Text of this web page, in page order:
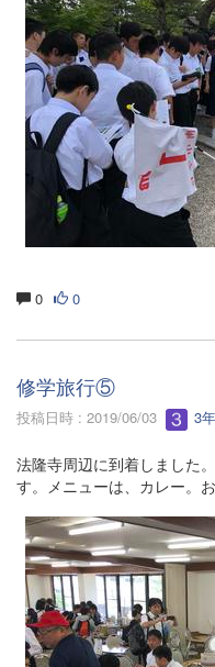
0 0
修学旅行⑤
投稿日時 : 2019/06/03 3
法隆寺周辺に到着しました
す。メニューは、カレー。